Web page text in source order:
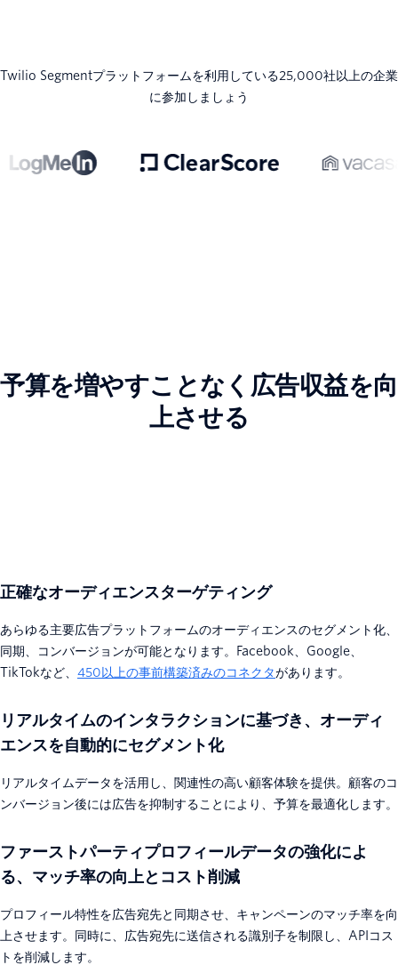
Twilio Segmentプラットフォームを利用している25,000社以上の企業
に参加しましょう
予算を増やすことなく広告収益を向
上させる
正確なオーディエンスターゲティング
あらゆる主要広告プラットフォームのオーディエンスのセグメント化、
同期、コンバージョンが可能となります。Facebook、Google、
TikTokなど、 450以上の事前構築済みのコネクタがあります。
リアルタイムのインタラクションに基づき、オーディ
エンスを自動的にセグメント化
リアルタイムデータを活用し、関連性の高い顧客体験を提供。顧客のコ
ンバージョン後には広告を抑制することにより、予算を最適化します。
ファーストパーティプロフィールデータの強化によ
る、マッチ率の向上とコスト削減
プロフィール特性を広告宛先と同期させ、キャンペーンのマッチ率を向
上させます。同時に、広告宛先に送信される識別子を制限し、APIコス
トを削減します。